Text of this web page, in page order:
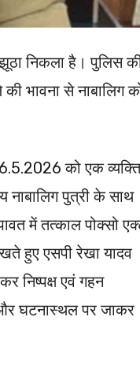
निकला है। पुलिस
भावना से नाबालिग
को एक व्यक्ति
नाबालिग पुत्री के साथ
में तत्काल पोक्सो
हुए एसपी रेखा यादव
निष्पक्ष एवं गहन
और घटनास्थल पर जाकर